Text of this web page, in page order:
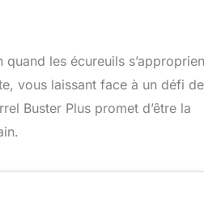
les écureuils
vous laissant face à un défi de
Buster Plus promet d’être la